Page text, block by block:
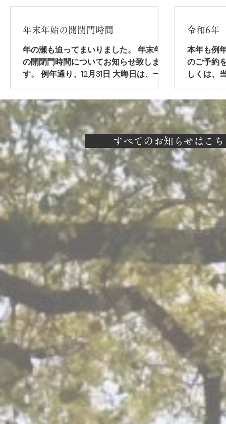
年末年始の開閉門時間
年の瀬も迫ってまいりました。 年末年始
の開閉門時間についてお知らせ致しま
す。 例年通り、12月31日 大晦日は、一晩
中開門しております。 1月1日は、夕6時
に閉門致します。 翌2日より、朝6時開
門、夕6時閉門となります。...
令和6年
本年も例
のご予約
しくは、
せくださ
お知らせ
すべてのお知らせはこち